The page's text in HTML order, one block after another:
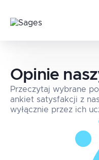
Opinie
Przeczytaj wybrane
ankiet satysfakcji z
wyłącznie przez ich